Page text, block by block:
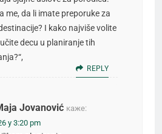
me, da li imate preporuke za
I kako najviše volite
decu u planiranje tih
REPLY
Jovanović каже:
у 3:20 pm